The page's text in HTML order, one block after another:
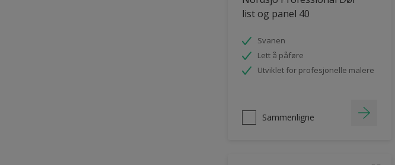
list og panel 40
Svanen
Lett å påføre
Utviklet for profesjonelle malere
Sammenligne